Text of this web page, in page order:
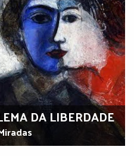
DA LIBERDADE